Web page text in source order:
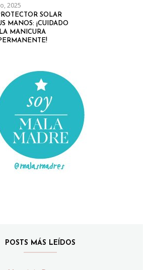
2025
SOLAR
MANOS: ¡CUIDADO
MANICURA
POSTS MÁS LEÍDOS